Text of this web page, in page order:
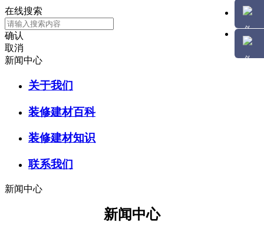
在线搜索
确认
取消
新闻中心
关于我们
装修建材百科
装修建材知识
联系我们
新闻中心
新闻中心